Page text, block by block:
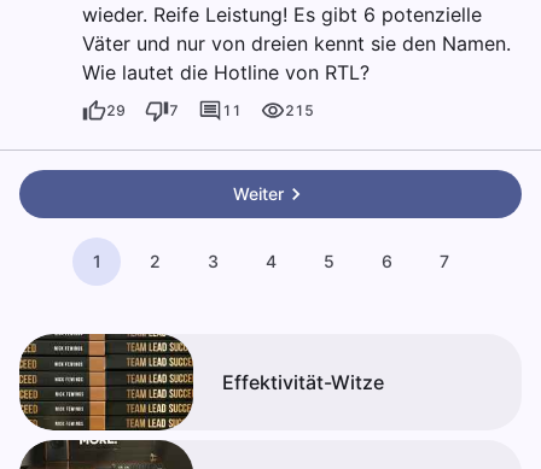
wieder. Reife Leistung! Es gibt 6 potenzielle
Väter und nur von dreien kennt sie den Namen.
Wie lautet die Hotline von RTL?
29 7 11 215
Weiter
1 2 3 4 5 6 7
Effektivität-Witze